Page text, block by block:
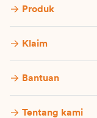
Produk
Klaim
Bantuan
Tentang kami